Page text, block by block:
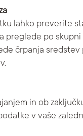
lahko preverite
preglede po
črpanja
in ob
v vaše